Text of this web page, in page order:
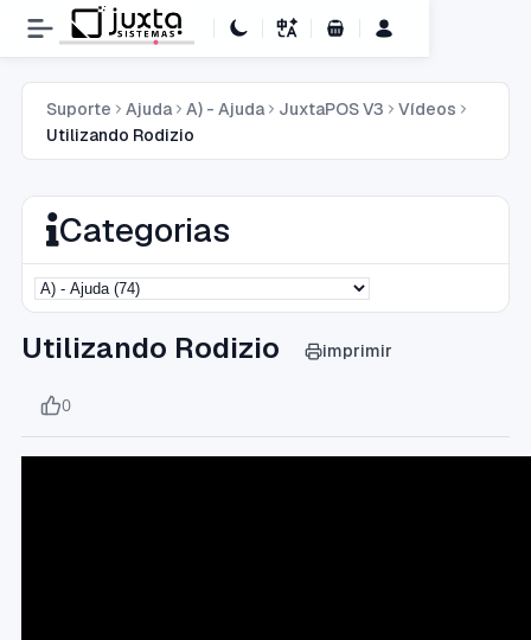
Carrinho de Compras
Suporte Ajuda A) - Ajuda JuxtaPOS V3
Vídeos
Utilizando Rodizio
Categorias
Utilizando Rodizio imprimir
0